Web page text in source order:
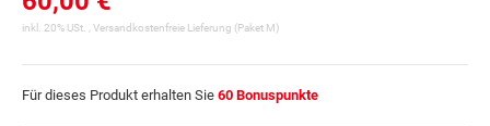
inkl. 20% USt. , Versandkostenfreie Lieferung (Paket M)
Für dieses Produkt erhalten Sie 60 Bonuspunkte